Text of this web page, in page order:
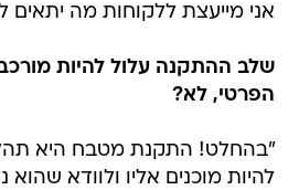
אני מייעצת ללקוחות מה יתאים
שלב ההתקנה עלול להיות
הפרטי, לא?
"בהחלט! התקנת מטבח היא
להיות מוכנים אליו ולוודא